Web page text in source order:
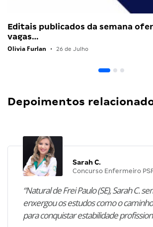
Editais publicados da semana
vagas…
Olivia Furlan • 26 de Julho
Depoimentos
Sarah C.
Concurso Enfermeiro
“Natural de Frei Paulo (SE), Sarah C.
enxergou os estudos como o
para conquistar estabilidade